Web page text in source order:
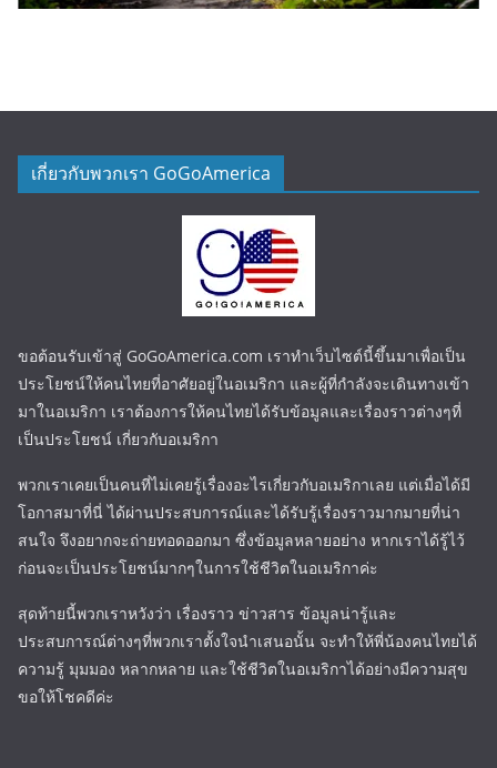
เกี่ยวกับพวกเรา GoGoAmerica
ขอต้อนรับเข้าสู่ GoGoAmerica.com เราทำเว็บไซต์นี้ขึ้นมาเพื่อเป็น
ประโยชน์ให้คนไทยที่อาศัยอยู่ในอเมริกา และผู้ที่กำลังจะเดินทางเข้า
มาในอเมริกา เราต้องการให้คนไทยได้รับข้อมูลและเรื่องราวต่างๆที่
เป็นประโยชน์ เกี่ยวกับอเมริกา
พวกเราเคยเป็นคนที่ไม่เคยรู้เรื่องอะไรเกี่ยวกับอเมริกาเลย แต่เมื่อได้มี
โอกาสมาที่นี่ ได้ผ่านประสบการณ์และได้รับรู้เรื่องราวมากมายที่น่า
สนใจ จึงอยากจะถ่ายทอดออกมา ซึ่งข้อมูลหลายอย่าง หากเราได้รู้ไว้
ก่อนจะเป็นประโยชน์มากๆในการใช้ชีวิตในอเมริกาค่ะ
สุดท้ายนี้พวกเราหวังว่า เรื่องราว ข่าวสาร ข้อมูลน่ารู้และ
ประสบการณ์ต่างๆที่พวกเราตั้งใจนำเสนอนั้น จะทำให้พี่น้องคนไทยได้
ความรู้ มุมมอง หลากหลาย และใช้ชีวิตในอเมริกาได้อย่างมีความสุข
ขอให้โชคดีค่ะ